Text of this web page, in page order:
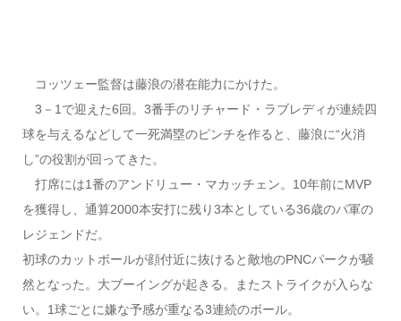
コッツェー監督は藤浪の潜在能力にかけた。
3－1で迎えた6回。3番手のリチャード・ラブレディが連続四
球を与えるなどして一死満塁のピンチを作ると、藤浪に“火消
し”の役割が回ってきた。
打席には1番のアンドリュー・マカッチェン。10年前にMVP
を獲得し、通算2000本安打に残り3本としている36歳のパ軍の
レジェンドだ。
初球のカットボールが顔付近に抜けると敵地のPNCパークが騒
然となった。大ブーイングが起きる。またストライクが入らな
い。1球ごとに嫌な予感が重なる3連続のボール。